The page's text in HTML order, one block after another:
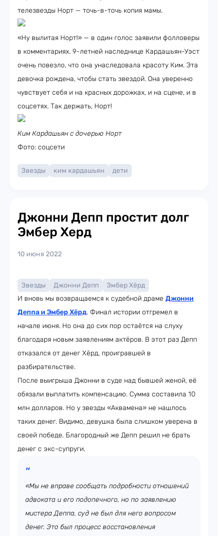
телезвезды Норт — точь-в-точь копия мамы.
«Ну вылитая Норт!» — в один голос заявили фолловеры
в комментариях. 9-летней наследнице Кардашьян-Уэст
очень повезло, что она унаследовала красоту Ким. Эта
девочка рождена, чтобы стать звездой. Она уверенно
чувствует себя и на красных дорожках, и на сцене, и в
соцсетях. Так держать, Норт!
Ким Кардашьян с дочерью Норт
Фото: соцсети
Звезды ким кардашьян дети
Джонни Депп простит долг
Эмбер Херд
10 июня 2022
Звезды Джонни Депп
Эмбер Хёрд
И вновь мы возвращаемся к судебной драме Джонни
Деппа и Эмбер Хёрд. Финал истории отгремел в
начале июня. Но она до сих пор остаётся на слуху
благодаря новым заявлениям актёров. В этот раз Депп
отказался от денег Хёрд, проигравшей в
разбирательстве.
После выигрыша Джонни в суде над бывшей женой, её
обязали выплатить компенсацию. Сумма составила 10
млн долларов. Но у звезды «Аквамена» не нашлось
таких денег. Видимо, девушка была слишком уверена в
своей победе. Благородный же Депп решил не брать
денег с экс-супруги.
«Мы не вправе сообщать подробности отношений
адвоката и его подопечного, но по заявлению
мистера Деппа, суд не был для него вопросом
денег. Это был процесс восстановления